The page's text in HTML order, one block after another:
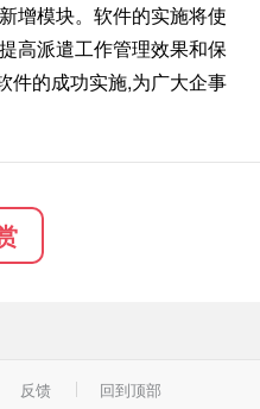
增模块。软件的实施将使
高派遣工作管理效果和保
件的成功实施,为广大企事
反馈 回到顶部